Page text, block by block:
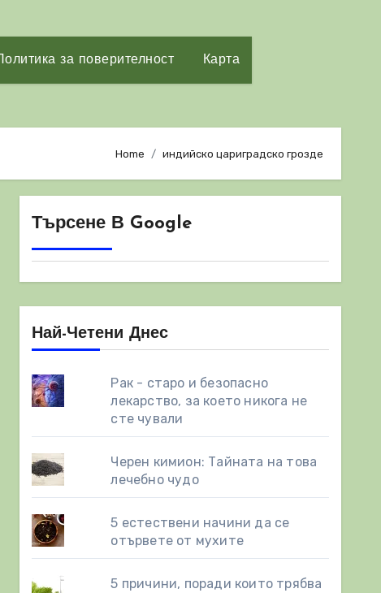
Политика за поверителност Карта
Home индийско цариградско грозде
Търсене В Google
Най-Четени Днес
Рак - старо и безопасно
лекарство, за което никога не
сте чували
Черен кимион: Тайната на това
лечебно чудо
5 естествени начини да се
отървете от мухите
5 причини, поради които трябва